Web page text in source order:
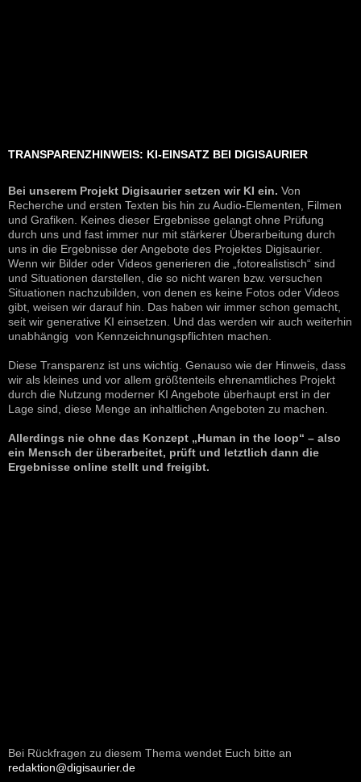
TRANSPARENZHINWEIS: KI-EINSATZ BEI DIGISAURIER
Bei unserem Projekt Digisaurier setzen wir KI ein. Von
Recherche und ersten Texten bis hin zu Audio-Elementen, Filmen
und Grafiken. Keines dieser Ergebnisse gelangt ohne Prüfung
durch uns und fast immer nur mit stärkerer Überarbeitung durch
uns in die Ergebnisse der Angebote des Projektes Digisaurier.
Wenn wir Bilder oder Videos generieren die „fotorealistisch“ sind
und Situationen darstellen, die so nicht waren bzw. versuchen
Situationen nachzubilden, von denen es keine Fotos oder Videos
gibt, weisen wir darauf hin. Das haben wir immer schon gemacht,
seit wir generative KI einsetzen. Und das werden wir auch weiterhin
unabhängig von Kennzeichnungspflichten machen.
Diese Transparenz ist uns wichtig. Genauso wie der Hinweis, dass
wir als kleines und vor allem größtenteils ehrenamtliches Projekt
durch die Nutzung moderner KI Angebote überhaupt erst in der
Lage sind, diese Menge an inhaltlichen Angeboten zu machen.
Allerdings nie ohne das Konzept „Human in the loop“ – also
ein Mensch der überarbeitet, prüft und letztlich dann die
Ergebnisse online stellt und freigibt.
Bei Rückfragen zu diesem Thema wendet Euch bitte an
redaktion@digisaurier.de